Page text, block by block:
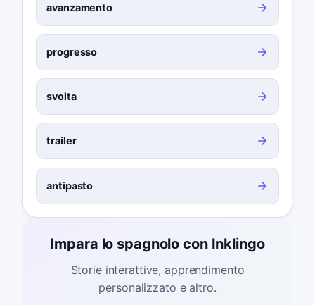
avanzamento
progresso
svolta
trailer
antipasto
Impara lo spagnolo con Inklingo
Storie interattive, apprendimento
personalizzato e altro.